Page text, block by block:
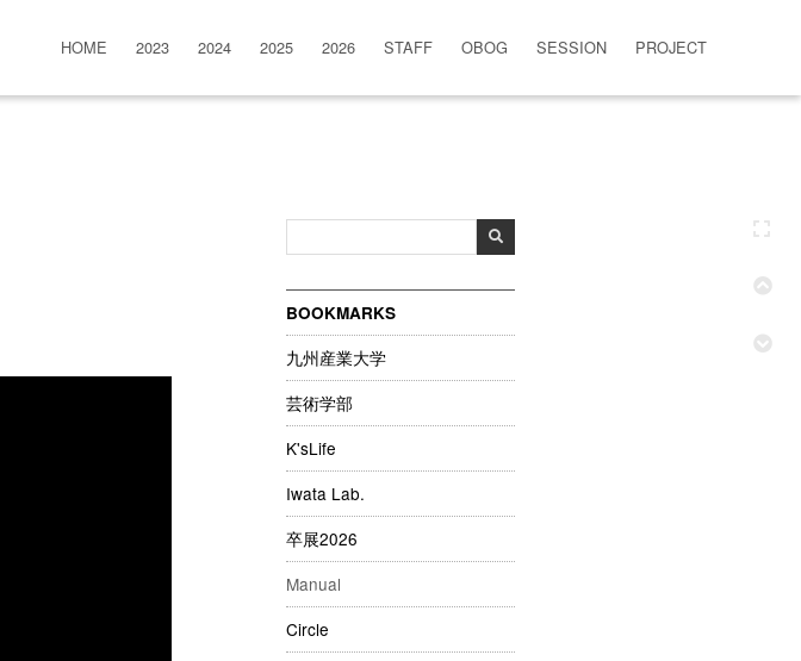
HOME 2023 2024 2025 2026 STAFF OBOG SESSION PROJECT
BOOKMARKS
九州産業大学
芸術学部
K'sLife
Iwata Lab.
卒展2026
Manual
Circle